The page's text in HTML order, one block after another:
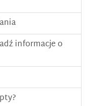
informacje o